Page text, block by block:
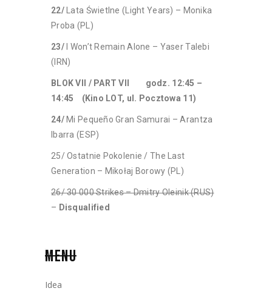
22/
Lata Świetlne (Light Years) – Monika
Proba (PL)
23/
I Won’t Remain Alone – Yaser Talebi
(IRN)
BLOK VII / PART VII godz. 12:45 –
14:45 (Kino LOT, ul. Pocztowa 11)
24/ Mi Pequeño Gran Samurai – Arantza
Ibarra (ESP)
25/ Ostatnie Pokolenie / The Last
Generation – Mikołaj Borowy (PL)
26/ 30 000 Strikes – Dmitry Oleinik (RUS)
– Disqualified
MENU
Idea